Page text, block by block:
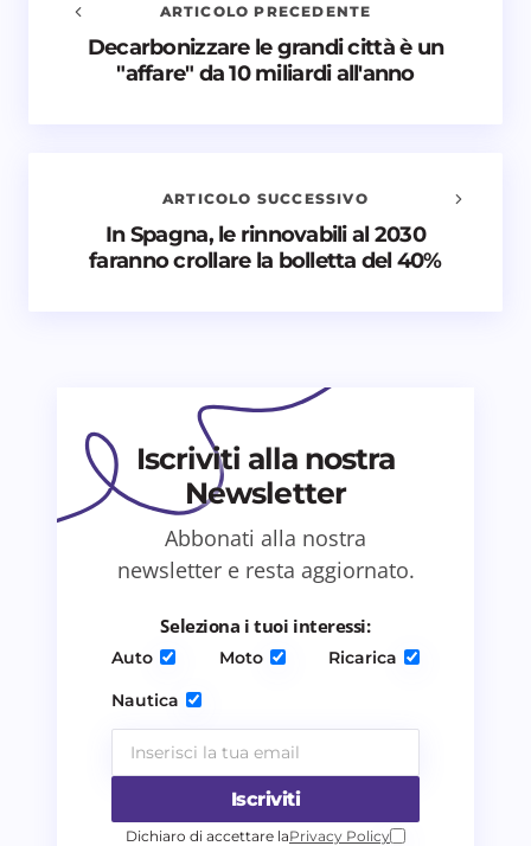
Salva il mio nome e email in questo browser
per il prossimo commento.
Avvisami quando vengono aggiunti nuovi
commenti
Invia commento
ARTICOLO PRECEDENTE
Decarbonizzare le grandi città è un
"affare" da 10 miliardi all'anno
ARTICOLO SUCCESSIVO
In Spagna, le rinnovabili al 2030
faranno crollare la bolletta del 40%
Iscriviti alla nostra
Newsletter
Abbonati alla nostra
newsletter e resta aggiornato.
Seleziona i tuoi interessi:
Auto Moto
Ricarica
Nautica
Iscriviti
Dichiaro di accettare laPrivacy Policy